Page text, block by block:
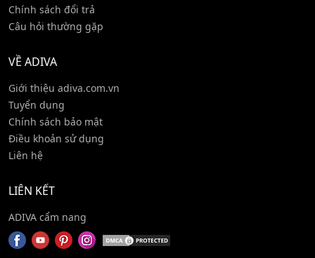
Chính sách đổi trả
Câu hỏi thường gặp
VỀ ADIVA
Giới thiệu adiva.com.vn
Tuyển dụng
Chính sách bảo mật
Điều khoản sử dụng
Liên hệ
LIÊN KẾT
ADIVA cẩm nang